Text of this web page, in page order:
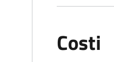
Costi